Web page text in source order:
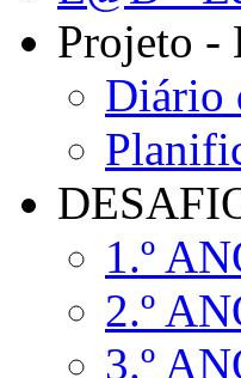
Projeto -
Diário
1.º
2.º
3.º